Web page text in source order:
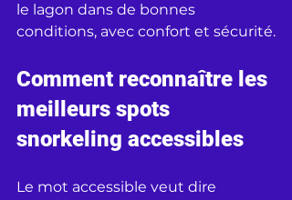
le lagon dans de bonnes
conditions, avec confort et sécurité.
Comment reconnaître les
meilleurs spots
snorkeling accessibles
Le mot accessible veut dire